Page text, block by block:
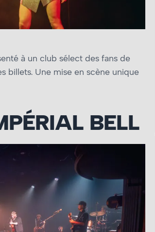
à un club sélect des fans de
billets. Une mise en scène unique
BELL